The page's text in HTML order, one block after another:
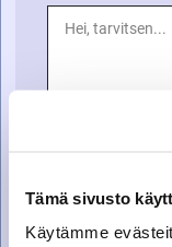
Tämä sivusto
Käytämme